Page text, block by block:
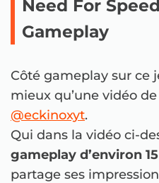
Need For
Gameplay
Côté gameplay sur ce
mieux qu’une vidéo
@eckinoxyt.
Qui dans la vidéo ci-
gameplay d’environ
partage ses